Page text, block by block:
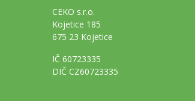
CEKO s.r.o.
Kojetice 185
675 23 Kojetice
IČ 60723335
DIČ CZ60723335